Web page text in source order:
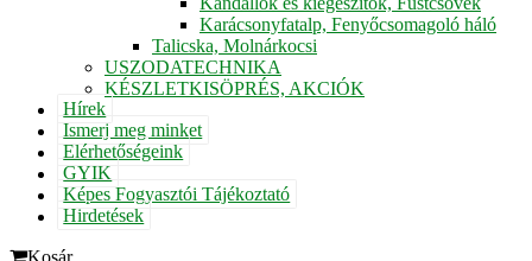
Karácsonyfatalp, Fenyőcsomagoló háló
Talicska, Molnárkocsi
USZODATECHNIKA
KÉSZLETKISÖPRÉS, AKCIÓK
Hírek
Ismerj meg minket
Elérhetőségeink
GYIK
Képes Fogyasztói Tájékoztató
Hirdetések
Kosár